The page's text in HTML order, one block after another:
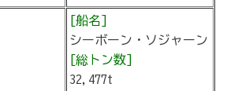
[船名]
シーボーン・ソジャーン
[総トン数]
32,477t